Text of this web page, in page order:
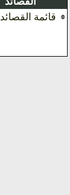
قائمة القصائد